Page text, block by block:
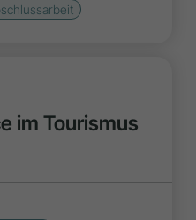
im Tourismus